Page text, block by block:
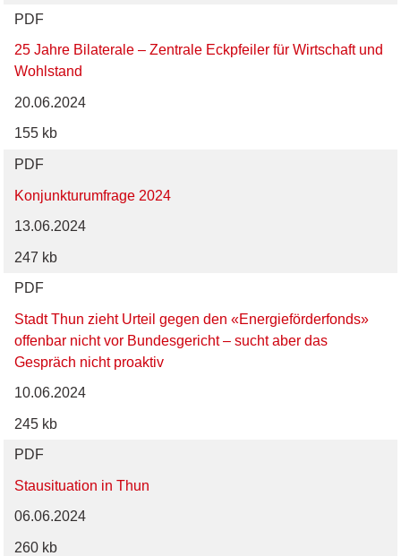
PDF
25 Jahre Bilaterale – Zentrale Eckpfeiler für Wirtschaft und
Wohlstand
20.06.2024
155 kb
PDF
Konjunkturumfrage 2024
13.06.2024
247 kb
PDF
Stadt Thun zieht Urteil gegen den «Energieförderfonds»
offenbar nicht vor Bundesgericht – sucht aber das
Gespräch nicht proaktiv
10.06.2024
245 kb
PDF
Stausituation in Thun
06.06.2024
260 kb